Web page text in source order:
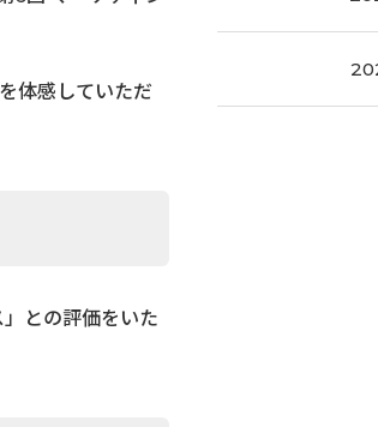
体感していただ
との評価をいた